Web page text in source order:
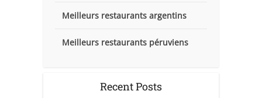
Meilleurs restaurants argentins
Meilleurs restaurants péruviens
Recent Posts